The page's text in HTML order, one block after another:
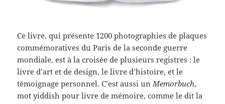
Ce livre, qui présente 1200 photographies de plaques
commémoratives du Paris de la seconde guerre
mondiale, est à la croisée de plusieurs registres : le
livre d’art et de design, le livre d’histoire, et le
témoignage personnel. C’est aussi un Memorbuch,
mot yiddish pour livre de mémoire, comme le dit la